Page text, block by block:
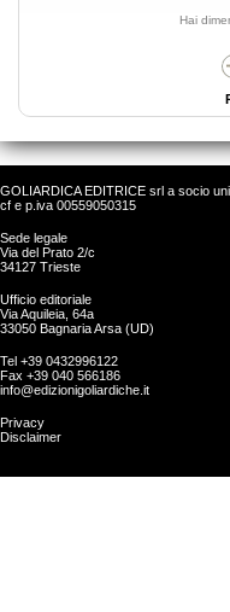
Hai
GOLIARDICA EDITRICE srl a socio
cf e p.iva 00559050315
Sede legale
Via del Prato 2/c
34127 Trieste
Ufficio editoriale
Via Aquileia, 64a
33050 Bagnaria Arsa (UD)
Tel +39 0432996122
Fax +39 040 566186
info@edizionigoliardiche.it
Privacy
Disclaimer